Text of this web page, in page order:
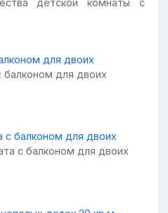
детской комнаты с
балконом для двоих
с балконом для двоих